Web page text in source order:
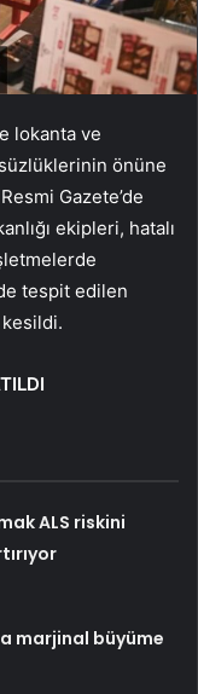
lokanta ve
önüne
Gazete’de
ekipleri, hatalı
tespit edilen
ALS riskini
marjinal büyüme